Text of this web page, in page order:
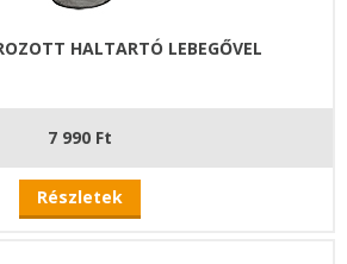
HALTARTÓ LEBEGŐVEL
7 990 Ft
Részletek